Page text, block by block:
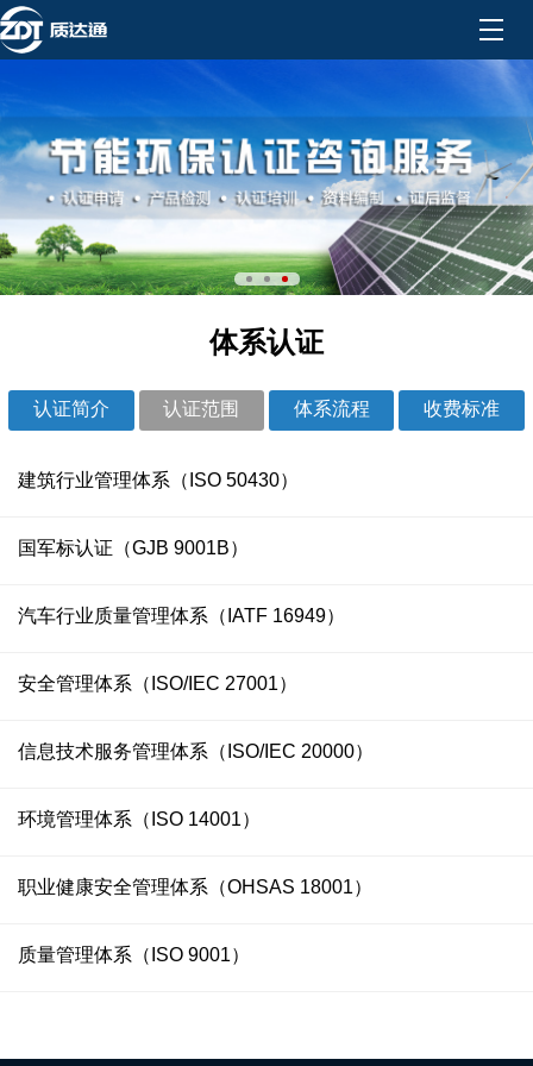
体系认证
认证简介 认证范围 体系流程 收费标准
建筑行业管理体系（ISO 50430）
国军标认证（GJB 9001B）
汽车行业质量管理体系（IATF 16949）
安全管理体系（ISO/IEC 27001）
信息技术服务管理体系（ISO/IEC 20000）
环境管理体系（ISO 14001）
职业健康安全管理体系（OHSAS 18001）
质量管理体系（ISO 9001）